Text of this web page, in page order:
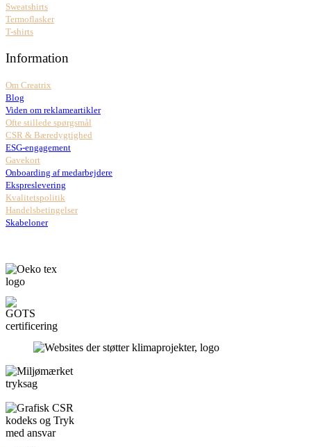
Sweatshirts
Termoflasker
T-shirts
Information
Om Creatrix
Blog
Viden om reklameartikler
Ofte stillede spørgsmål
CSR & Bæredygtighed
ESG-engagement
Gavekort
Onboarding af medarbejdere
Ekspreslevering
Kvalitetspolitik
Handelsbetingelser
Skabeloner